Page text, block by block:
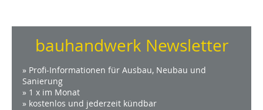
bauhandwerk Newsletter
» Profi-Informationen für Ausbau, Neubau und
Sanierung
» 1 x im Monat
» kostenlos und jederzeit kündbar